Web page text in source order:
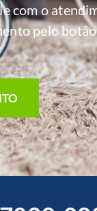
com o
pelo